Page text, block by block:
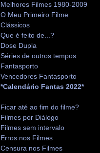
Melhores Filmes 1980-2009
O Meu Primeiro Filme
Clássicos
Que é feito de...?
Dose Dupla
Séries de outros tempos
Fantasporto
Vencedores Fantasporto
*Calendário Fantas 2022*
Ficar até ao fim do filme?
Filmes por Diálogo
Filmes sem intervalo
Erros nos Filmes
Censura nos Filmes